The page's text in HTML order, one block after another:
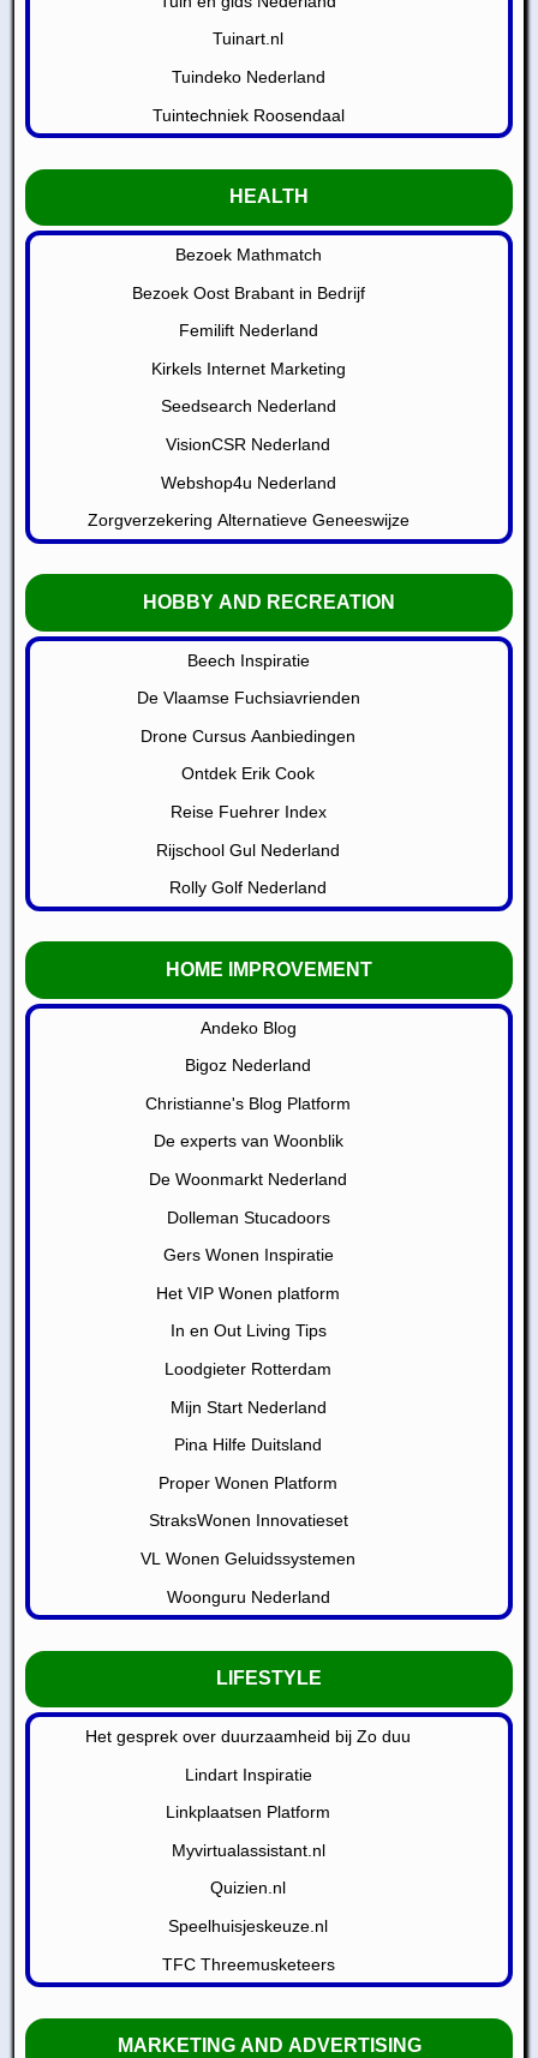
Tuinart.nl
Tuindeko Nederland
Tuintechniek Roosendaal
HEALTH
Bezoek Mathmatch
Bezoek Oost Brabant in Bedrijf
Femilift Nederland
Kirkels Internet Marketing
Seedsearch Nederland
VisionCSR Nederland
Webshop4u Nederland
Zorgverzekering Alternatieve Geneeswijze
HOBBY AND RECREATION
Beech Inspiratie
De Vlaamse Fuchsiavrienden
Drone Cursus Aanbiedingen
Ontdek Erik Cook
Reise Fuehrer Index
Rijschool Gul Nederland
Rolly Golf Nederland
HOME IMPROVEMENT
Andeko Blog
Bigoz Nederland
Christianne's Blog Platform
De experts van Woonblik
De Woonmarkt Nederland
Dolleman Stucadoors
Gers Wonen Inspiratie
Het VIP Wonen platform
In en Out Living Tips
Loodgieter Rotterdam
Mijn Start Nederland
Pina Hilfe Duitsland
Proper Wonen Platform
StraksWonen Innovatieset
VL Wonen Geluidssystemen
Woonguru Nederland
LIFESTYLE
Het gesprek over duurzaamheid bij Zo duu
Lindart Inspiratie
Linkplaatsen Platform
Myvirtualassistant.nl
Quizien.nl
Speelhuisjeskeuze.nl
TFC Threemusketeers
MARKETING AND ADVERTISING